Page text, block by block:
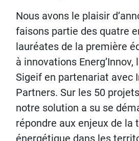
Nous avons le plaisir
faisons partie des quatre
lauréates de la première
à innovations Energ’Innov,
Sigeif en partenariat avec
Partners. Sur les 50
notre solution a su se
répondre aux enjeux de la
énergétique dans les